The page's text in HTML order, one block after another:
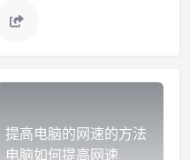
提高电脑的网速的方法
电脑如何提高网速